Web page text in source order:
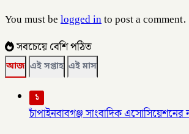
You must belogged into post a comment.
সবচেয়ে বেশি পঠিত
আজ এই সপ্তাহ এই মাস
১
চাঁপাইনবাবগঞ্জ সাংবাদিক এসোসিয়েশনের